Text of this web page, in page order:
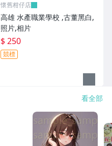
懷舊柑仔店
高雄 水產職業學校 ,古董黑白,
照片,相片
$ 250
競標
看全部